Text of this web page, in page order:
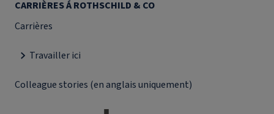
CARRIÈRES Á ROTHSCHILD & CO
Carrières
Travailler ici
Colleague stories (en anglais uniquement)